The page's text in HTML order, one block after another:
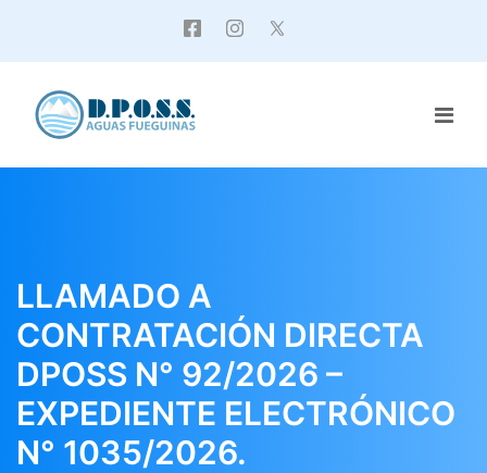
LLAMADO A
CONTRATACIÓN DIRECTA
DPOSS N° 92/2026 –
EXPEDIENTE ELECTRÓNICO
N° 1035/2026.